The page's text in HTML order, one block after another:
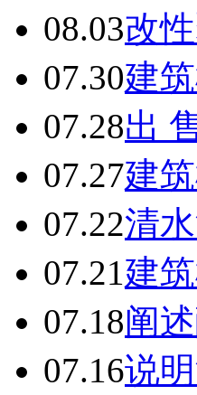
08.03改
07.30建
07.28出
07.27建
07.22清
07.21建
07.18阐
07.16说